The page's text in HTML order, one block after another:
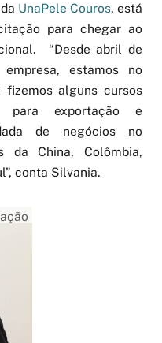
UnaPele Couros, está
para chegar ao
“Desde abril de
estamos no
fizemos alguns cursos
para exportação e
de negócios no
da China, Colômbia,
conta Silvania.